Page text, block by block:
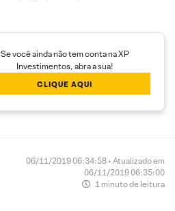
Se você ainda não tem conta na XP
Investimentos, abra a sua!
CLIQUE AQUI
06/11/2019 06:34:58 • Atualizado em
06/11/2019 06:35:00
1 minuto de leitura